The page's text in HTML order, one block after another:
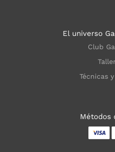
El universo
Club
Técnicas
Métodos